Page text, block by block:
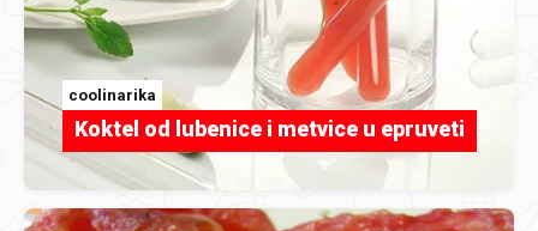
coolinarika
Koktel od lubenice i metvice u epruveti